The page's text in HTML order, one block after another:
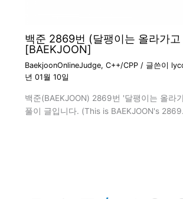
백준 2869번 (달팽이는 올라가
[BAEKJOON]
BaekjoonOnlineJudge, C++/CPP/ 글쓴이
년 01월 10일
백준(BAEKJOON) 2869번 '달팽이는 올라
풀이 글입니다. (This is BAEKJOON's